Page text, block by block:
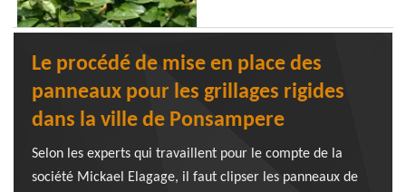
Le procédé de mise en place des
panneaux pour les grillages rigides
dans la ville de Ponsampere
Selon les experts qui travaillent pour le compte de la
société Mickael Elagage, il faut clipser les panneaux de